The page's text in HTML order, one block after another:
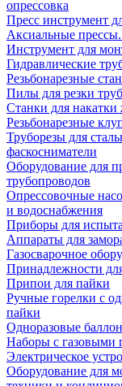
опрессовка
Пресс инструмент
Аксиальные
Инструмент для
Гидравлические
Резьбонарезные
Пилы для резки труб
Станки для накатки
Резьбонарезные
Труборезы для
фаскосниматели
Оборудование для
трубопроводов
Опрессовочные
и водоснабжения
Приборы для
Аппараты для
Газосварочное
Принадлежности
Припои для пайки
Ручные горелки с
пайки
Одноразовые
Наборы с газовыми
Электрическое
Оборудование для